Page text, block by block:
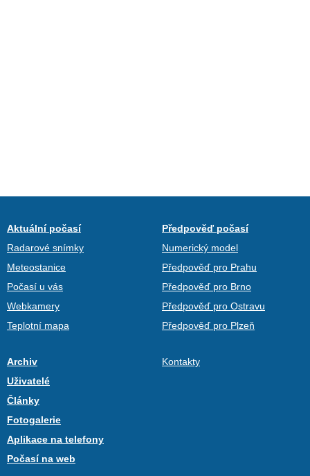
Aktuální počasí
Radarové snímky
Meteostanice
Počasí u vás
Webkamery
Teplotní mapa
Předpověď počasí
Numerický model
Předpověď pro Prahu
Předpověď pro Brno
Předpověď pro Ostravu
Předpověď pro Plzeň
Archiv
Uživatelé
Články
Fotogalerie
Aplikace na telefony
Počasí na web
Kontakty